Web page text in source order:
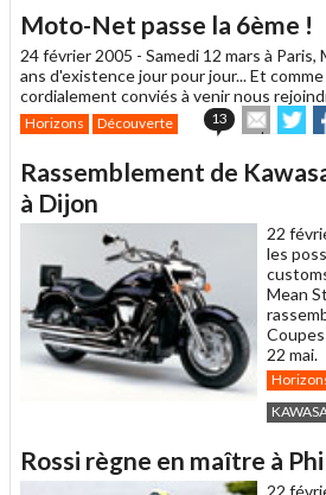
à
un
ami
Moto-Net passe la 6ème !
24 février 2005 - Samedi 12 mars à
ans d'existence jour pour jour... Et
cordialement conviés à venir nous
Horizons Découverte 13
cet
à
sur
Rassemblement de
à Dijon
22
les
Mean
22 mai.
Rossi règne en maître à
22